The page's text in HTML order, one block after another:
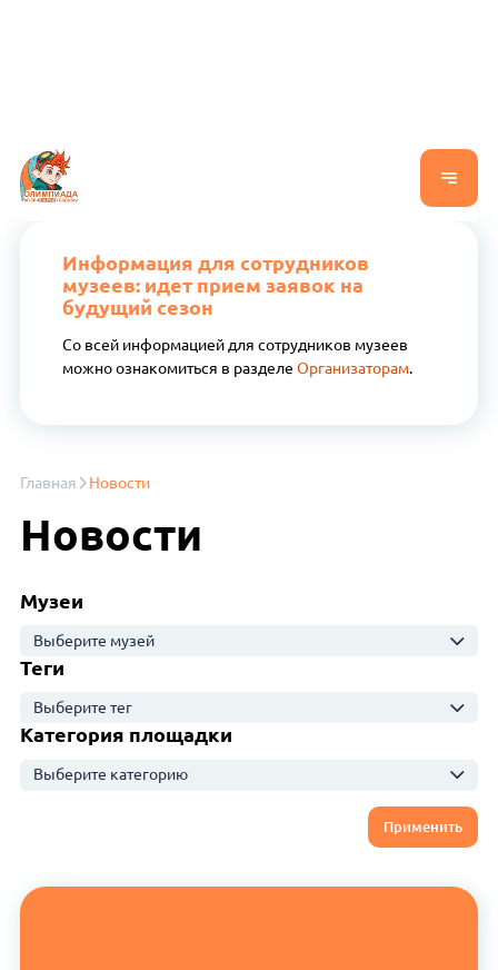
Информация для сотрудников
музеев: идет прием заявок на
будущий сезон
Со всей информацией для сотрудников музеев
можно ознакомиться в разделе Организаторам.
Главная Новости
Новости
Музеи
Выберите музей
Теги
Выберите тег
Категория площадки
Выберите категорию
Применить